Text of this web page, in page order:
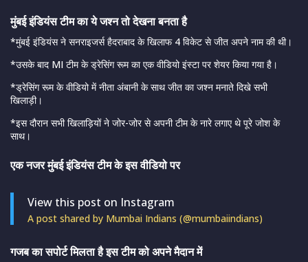
मुंबई इंडियंस टीम का ये जश्न तो देखना बनता है
*मुंबई इंडियंस ने सनराइजर्स हैदराबाद के खिलाफ 4 विकेट से जीत अपने नाम की थी।
*उसके बाद MI टीम के ड्रेसिंग रूम का एक वीडियो इंस्टा पर शेयर किया गया है।
*ड्रेसिंग रूम के वीडियो में नीता अंबानी के साथ जीत का जश्न मनाते दिखे सभी
खिलाड़ी।
*इस दौरान सभी खिलाड़ियों ने जोर-जोर से अपनी टीम के नारे लगाए थे पूरे जोश के
साथ।
एक नजर मुंबई इंडियंस टीम के इस वीडियो पर
View this post on Instagram
A post shared by Mumbai Indians (@mumbaiindians)
गजब का सपोर्ट मिलता है इस टीम को अपने मैदान में